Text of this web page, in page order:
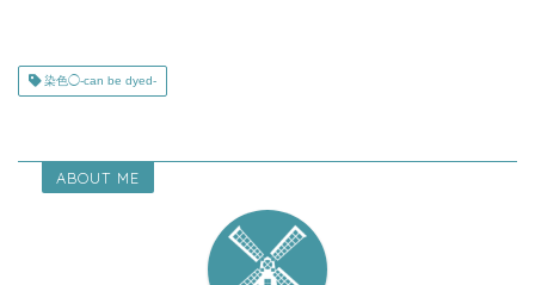
染色◯-can be dyed-
ABOUT ME